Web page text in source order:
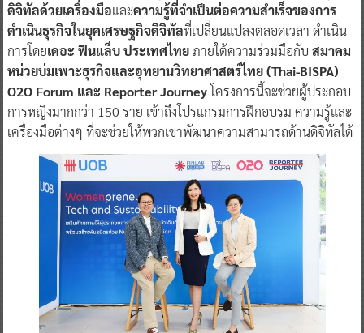
ดิจิทัลด้วยเครื่องมือและความรู้ที่จำเป็นต่อความสำเร็จของการ
ดำเนินธุรกิจในยุคเศรษฐกิจดิจิทัลที่เปลี่ยนแปลงตลอดเวลา ดำเนิน
การโดยเดอะ ฟินแล็บ ประเทศไทยภายใต้ความร่วมมือกับ สมาคม
หน่วยบ่มเพาะธุรกิจและอุทยานวิทยาศาสตร์ไทย (Thai-BISPA)
O2O Forum และ Reporter Journey โครงการนี้จะช่วยผู้ประกอบ
การหญิงมากกว่า 150 ราย เข้าถึงโปรแกรมการฝึกอบรม ความรู้และ
เครื่องมือต่างๆ ที่จะช่วยให้พวกเขาพัฒนาความสามารถด้านดิจิทัลได้